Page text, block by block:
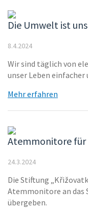
Die Umwelt ist
8.4.2024
Wir sind täglich von
unser Leben einfacher
Mehr erfahren
Atemmonitore für
24.3.2024
Die Stiftung
Atemmonitore an das
übergeben.